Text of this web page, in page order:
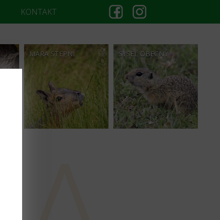
KONTAKT
MARA STEPNÍ SYSEL OBECNÝ